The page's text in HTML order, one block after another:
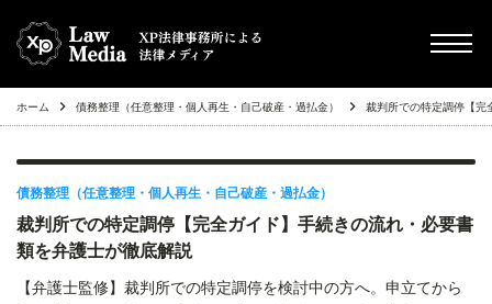
債務整理（任意整理・個人再生・自己破産・過払金） chevron_right
Q&A chevron_right
不動産投資トラブル chevron_right
ホーム 債務整理（任意整理・個人再生・自己破産・過払金） 裁判所での特定調停【完
債務整理（任意整理・個人再生・自己破産・過払金）
裁判所での特定調停【完全ガイド】手続きの流れ・必要書
類を弁護士が徹底解説
【弁護士監修】裁判所での特定調停を検討中の方へ。申立てから